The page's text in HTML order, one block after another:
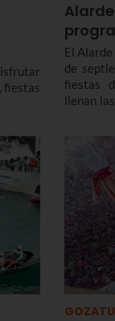
fiestas
El
de
fiestas
llenan
cada
Te
Alarde
de
son del 4
GOZATU